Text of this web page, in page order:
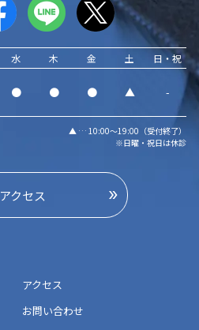
水 木 金 土 日・祝
● ● ● ▲ -
▲ … 10:00～19:00（受付終了）
※日曜・祝日は休診
アクセス
アクセス
お問い合わせ